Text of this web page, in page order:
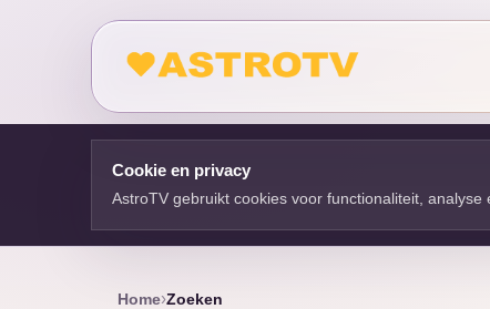
Cookie en privacy
AstroTV gebruikt cookies voor functionaliteit,
Home Zoeken